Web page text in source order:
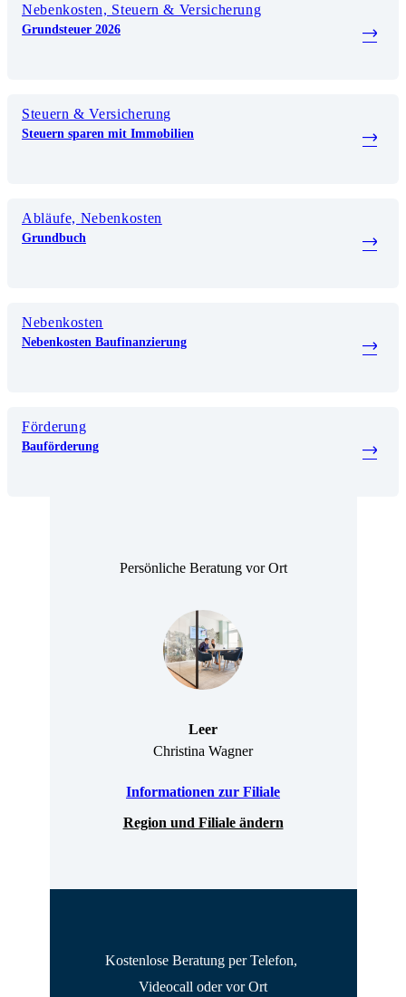
Nebenkosten, Steuern & Versicherung
Grundsteuer 2026
Steuern & Versicherung
Steuern sparen mit Immobilien
Abläufe, Nebenkosten
Grundbuch
Nebenkosten
Nebenkosten Baufinanzierung
Förderung
Bauförderung
Persönliche Beratung vor Ort
Leer
Christina Wagner
Informationen zur Filiale
Region und Filiale ändern
Kostenlose Beratung per Telefon,
Videocall oder vor Ort